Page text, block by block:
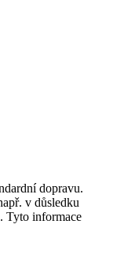
dopravu.
v důsledku
Tyto informace